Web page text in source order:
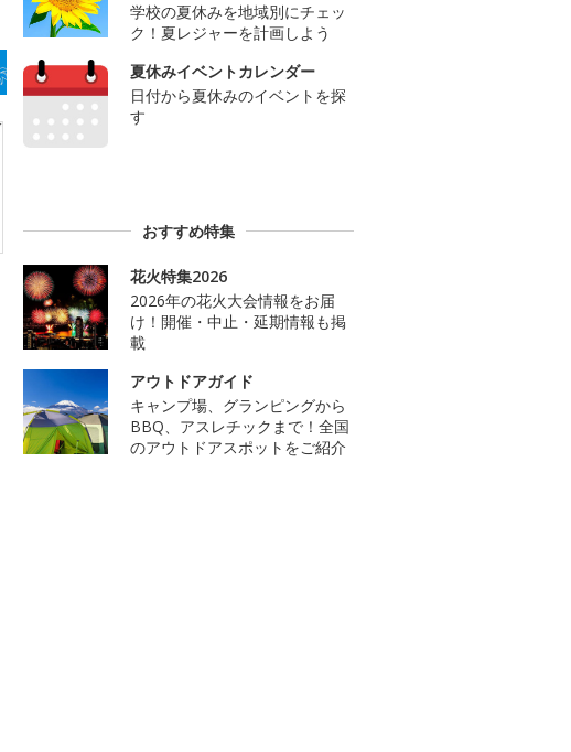
学校の夏休みを地域別にチェッ
ク！夏レジャーを計画しよう
夏休みイベントカレンダー
日付から夏休みのイベントを探
す
おすすめ特集
花火特集2026
2026年の花火大会情報をお届
け！開催・中止・延期情報も掲
載
アウトドアガイド
キャンプ場、グランピングから
BBQ、アスレチックまで！全国
のアウトドアスポットをご紹介